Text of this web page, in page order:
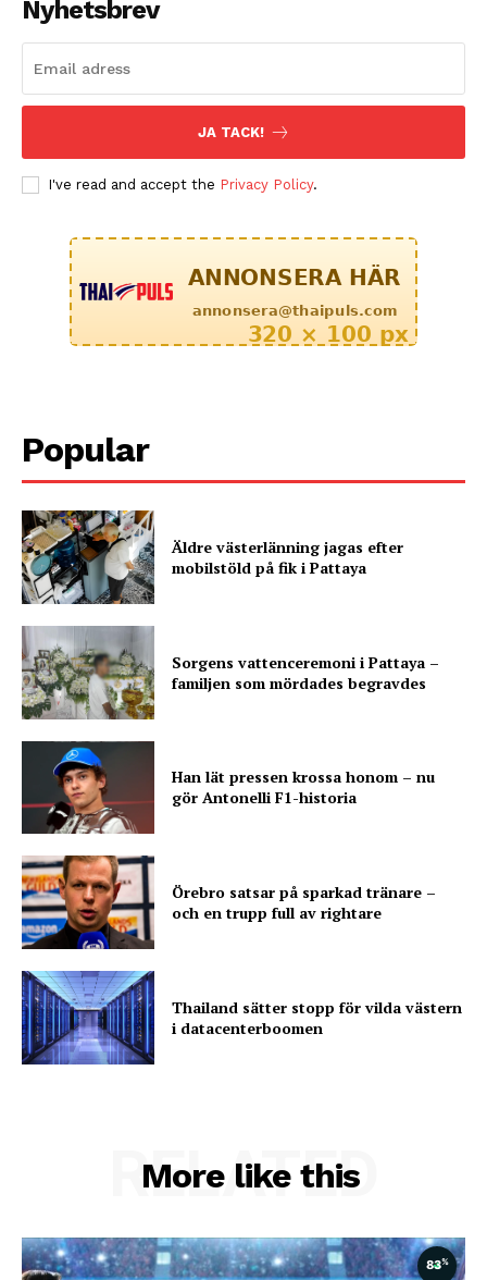
Nyhetsbrev
JA TACK!
I've read and accept the Privacy Policy.
Popular
Äldre västerlänning jagas efter
mobilstöld på fik i Pattaya
Sorgens vattenceremoni i Pattaya –
familjen som mördades begravdes
Han lät pressen krossa honom – nu
gör Antonelli F1-historia
Örebro satsar på sparkad tränare –
och en trupp full av rightare
Thailand sätter stopp för vilda västern
i datacenterboomen
More like this
RELATED
83%